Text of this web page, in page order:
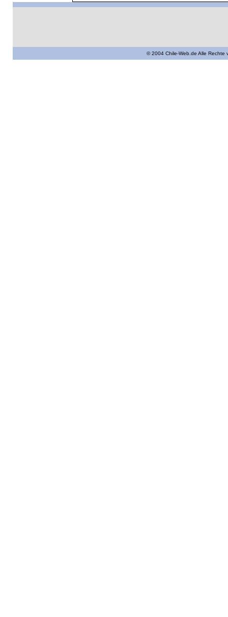
© 2004 Chile-Web.de Alle Rechte